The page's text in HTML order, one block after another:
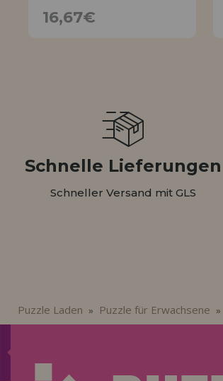
16,67€
BENACHRICHTIGE
Schnelle Lieferungen
Schneller Versand mit GLS
Puzzle Laden » Puzzle für Erwachsene »